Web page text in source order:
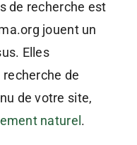
de recherche est
jouent un
Elles
de
de votre site,
naturel .